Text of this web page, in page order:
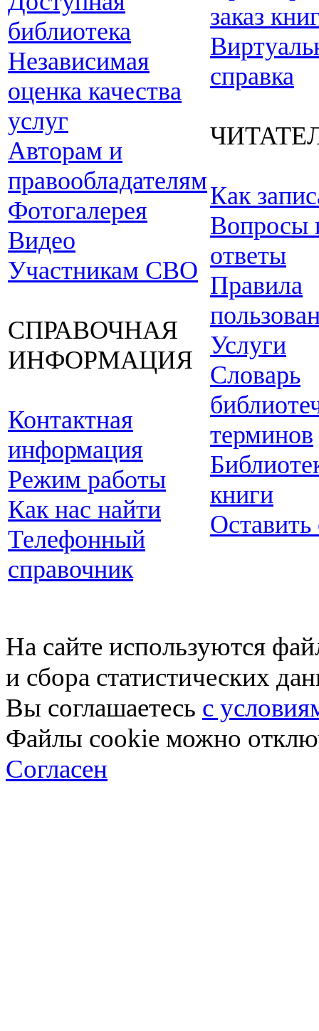
библиотека
Независимая
оценка качества
услуг
Авторам и
правообладателям
Фотогалерея
Видео
Участникам СВО
СПРАВОЧНАЯ
ИНФОРМАЦИЯ
Контактная
информация
Режим работы
Как нас найти
Телефонный
справочник
заказ
справка
Как
Вопросы
ответы
Правила
Услуги
Словарь
терминов
книги
Оставить
На сайте используются
и сбора статистических
Вы соглашаетесь с
Файлы cookie можно
Согласен